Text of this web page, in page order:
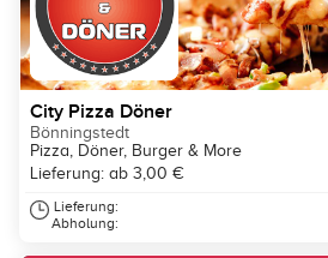
City Pizza Döner
Bönningstedt
Pizza, Döner, Burger & More
Lieferung: ab 3,00 €
Lieferung:
Abholung: